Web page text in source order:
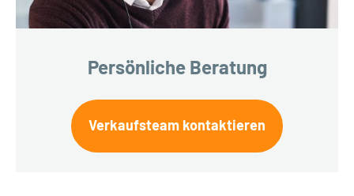
Persönliche Beratung
Verkaufsteam kontaktieren